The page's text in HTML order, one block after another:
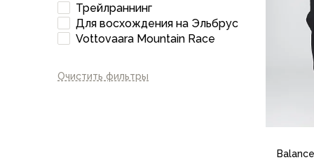
2-местные
3-местные
Более 5 мест
Аксессуары
Трейлраннинг
Для восхождения на Эльбрус
Vottovaara Mountain Race
Очистить фильтры